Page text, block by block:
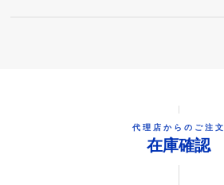
代理店からのご注文
在庫確認